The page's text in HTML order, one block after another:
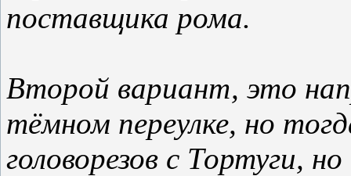
поставщика рома.
Второй вариант, это
тёмном переулке, но
головорезов с Тортуги,